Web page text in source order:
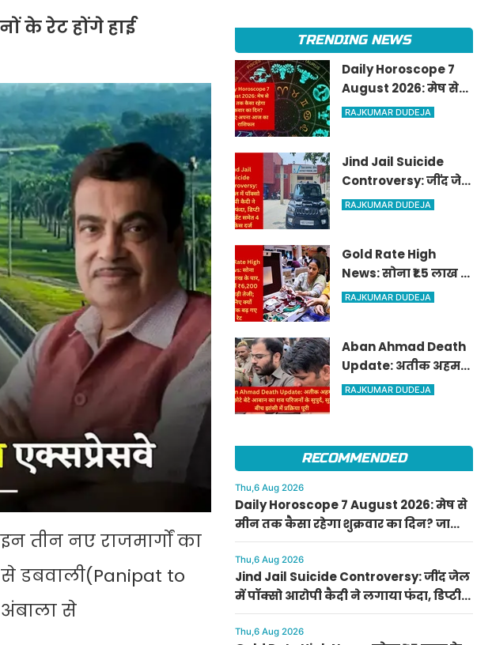
के रेट होंगे हाई
तीन नए राजमार्गों का
से डबवाली(Panipat to
अंबाला से
TRENDING NEWS
Daily Horoscope 7
August 2026: मेष से
मीन तक कैसा रहेगा
RAJKUMAR DUDEJA
Jind Jail Suicide
Controversy: जींद जेल
में पॉक्सो आरोपी कैदी ने
केस दर्ज
RAJKUMAR DUDEJA
Gold Rate High
News: सोना ₹1.5 लाख के
पार, चांदी में ₹6,200 की
RAJKUMAR DUDEJA
Aban Ahmad Death
Update: अतीक अहमद
के सबसे छोटे बेटे आबान
RAJKUMAR DUDEJA
RECOMMENDED
Thu,6 Aug 2026
Daily Horoscope 7 August 2026: मेष से
मीन तक कैसा रहेगा शुक्रवार का दिन? जानिए
अपना आज का राशिफल
Thu,6 Aug 2026
Jind Jail Suicide Controversy: जींद जेल
में पॉक्सो आरोपी कैदी ने लगाया फंदा, डिप्टी
सुपरिंटेंडेंट समेत 4 पर केस दर्ज
Thu,6 Aug 2026